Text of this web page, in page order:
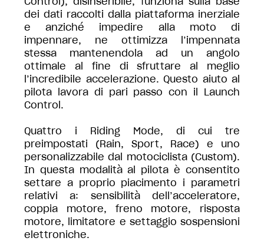
dei dati raccolti dalla piattaforma inerziale
e anziché impedire alla moto di
impennare, ne ottimizza l’impennata
stessa mantenendola ad un angolo
ottimale al fine di sfruttare al meglio
l’incredibile accelerazione. Questo aiuto al
pilota lavora di pari passo con il Launch
Control.
Quattro i Riding Mode, di cui tre
preimpostati (Rain, Sport, Race) e uno
personalizzabile dal motociclista (Custom).
In questa modalità al pilota è consentito
settare a proprio piacimento i parametri
relativi a: sensibilità dell’acceleratore,
coppia motore, freno motore, risposta
motore, limitatore e settaggio sospensioni
elettroniche.